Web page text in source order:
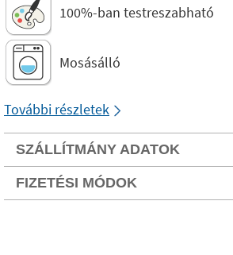
100%-ban testreszabható
Mosásálló
További részletek
SZÁLLÍTMÁNY ADATOK
FIZETÉSI MÓDOK